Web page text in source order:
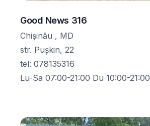
Good News 316
Chișinău , MD
str. Pușkin, 22
tel: 078135316
Lu-Sa 07:00-21:00 Du 10:00-21:00